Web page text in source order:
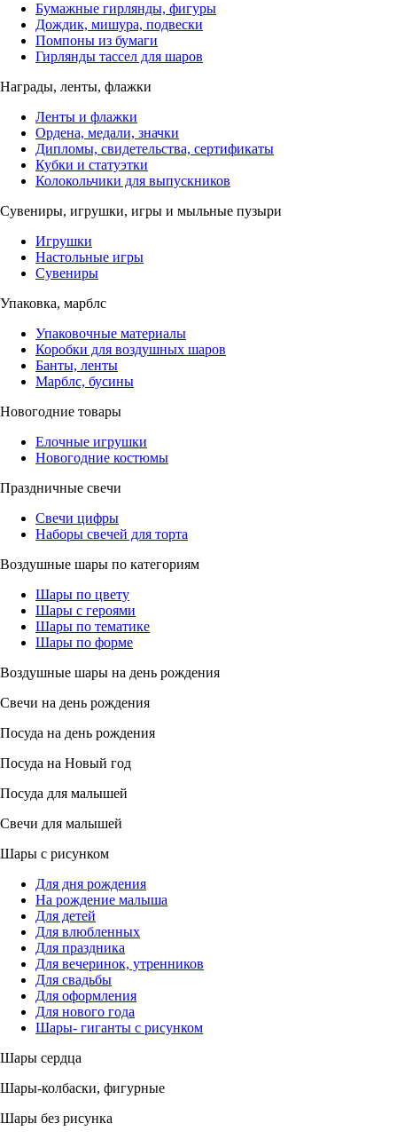
Бумажные гирлянды, фигуры
Дождик, мишура, подвески
Помпоны из бумаги
Гирлянды тассел для шаров
Награды, ленты, флажки
Ленты и флажки
Ордена, медали, значки
Дипломы, свидетельства, сертификаты
Кубки и статуэтки
Колокольчики для выпускников
Сувениры, игрушки, игры и мыльные пузыри
Игрушки
Настольные игры
Сувениры
Упаковка, марблс
Упаковочные материалы
Коробки для воздушных шаров
Банты, ленты
Марблс, бусины
Новогодние товары
Елочные игрушки
Новогодние костюмы
Праздничные свечи
Свечи цифры
Наборы свечей для торта
Воздушные шары по категориям
Шары по цвету
Шары с героями
Шары по тематике
Шары по форме
Воздушные шары на день рождения
Свечи на день рождения
Посуда на день рождения
Посуда на Новый год
Посуда для малышей
Свечи для малышей
Шары с рисунком
Для дня рождения
На рождение малыша
Для детей
Для влюбленных
Для праздника
Для вечеринок, утренников
Для свадьбы
Для оформления
Для нового года
Шары- гиганты с рисунком
Шары сердца
Шары-колбаски, фигурные
Шары без рисунка